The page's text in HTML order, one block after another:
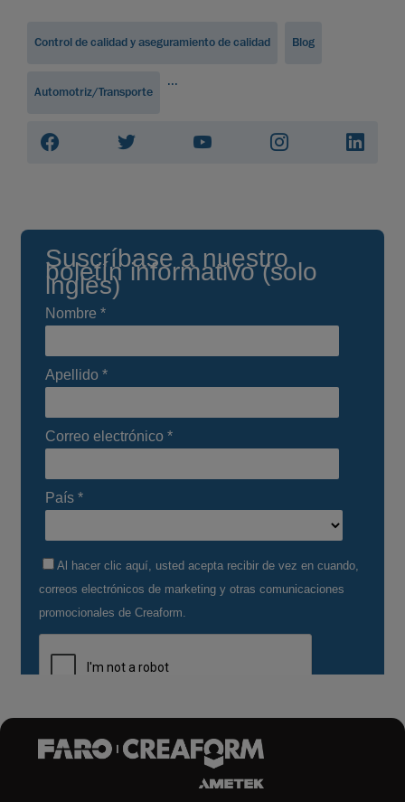
Control de calidad y aseguramiento de calidad Blog
Automotriz/Transporte
...